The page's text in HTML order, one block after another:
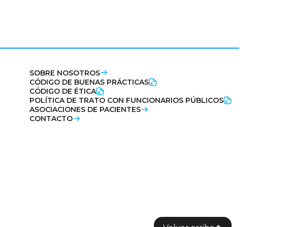
SOBRE NOSOTROS
CÓDIGO DE BUENAS PRÁCTICAS
CÓDIGO DE ÉTICA
POLÍTICA DE TRATO CON FUNCIONARIOS PÚBLICOS
ASOCIACIONES DE PACIENTES
CONTACTO